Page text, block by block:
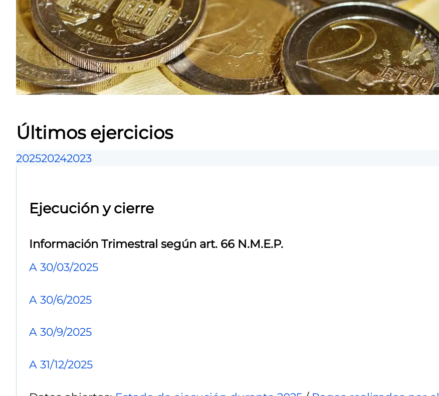
Últimos ejercicios
202520242023
Ejecución y cierre
Información Trimestral según art. 66 N.M.E.P.
A 30/03/2025
A 30/6/2025
A 30/9/2025
A 31/12/2025